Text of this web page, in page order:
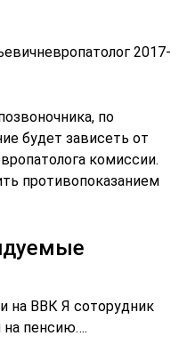
2017-
по
будет зависеть от
комиссии.
противопоказанием
на ВВК Я соторудник
пенсию….